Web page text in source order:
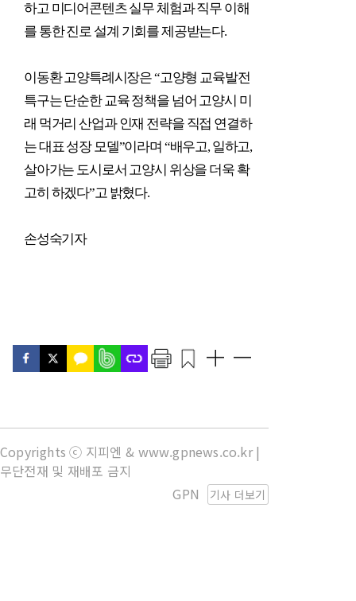
하고 미디어콘텐츠 실무 체험과 직무 이해
를 통한 진로 설계 기회를 제공받는다.
이동환 고양특례시장은“고양형 교육발전
특구는 단순한 교육 정책을 넘어 고양시 미
래 먹거리 산업과 인재 전략을 직접 연결하
는 대표 성장 모델”이라며 “배우고,일하고,
살아가는 도시로서 고양시 위상을 더욱 확
고히 하겠다”고 밝혔다.
손성숙기자
Copyrights ⓒ 지피엔 & www.gpnews.co.kr |
무단전재 및 재배포 금지
기사 더보기
GPN